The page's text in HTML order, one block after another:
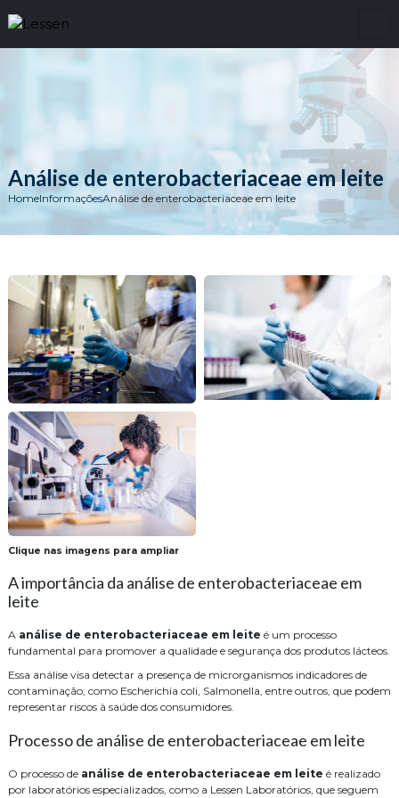
Análise de enterobacteriaceae em leite
HomeInformaçõesAnálise de enterobacteriaceae em leite
Clique nas imagens para ampliar
A importância da análise de enterobacteriaceae em
leite
A análise de enterobacteriaceae em leite é um processo
fundamental para promover a qualidade e segurança dos produtos lácteos.
Essa análise visa detectar a presença de microrganismos indicadores de
contaminação, como Escherichia coli, Salmonella, entre outros, que podem
representar riscos à saúde dos consumidores.
Processo de análise de enterobacteriaceae em leite
O processo de análise de enterobacteriaceae em leite é realizado
por laboratórios especializados, como a Lessen Laboratórios, que seguem